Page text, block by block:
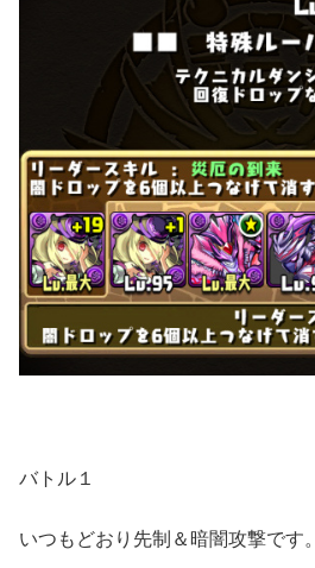
バトル１
いつもどおり先制＆暗闇攻撃です。